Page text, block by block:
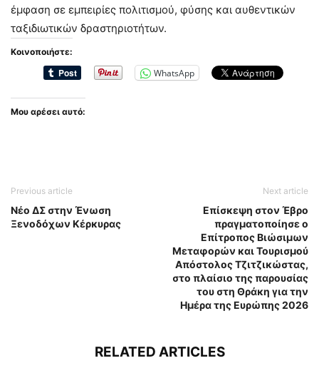
έμφαση σε εμπειρίες πολιτισμού, φύσης και αυθεντικών
ταξιδιωτικών δραστηριοτήτων.
Κοινοποιήστε:
WhatsApp
Μου αρέσει αυτό:
Previous article
Νέο ΔΣ στην Ένωση
Ξενοδόχων Κέρκυρας
Next article
Επίσκεψη στον Έβρο
πραγματοποίησε ο
Επίτροπος Βιώσιμων
Μεταφορών και Τουρισμού
Απόστολος Τζιτζικώστας,
στο πλαίσιο της παρουσίας
του στη Θράκη για την
Ημέρα της Ευρώπης 2026
RELATED ARTICLES